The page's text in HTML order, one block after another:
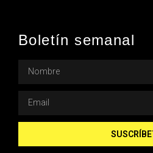
Boletín semanal